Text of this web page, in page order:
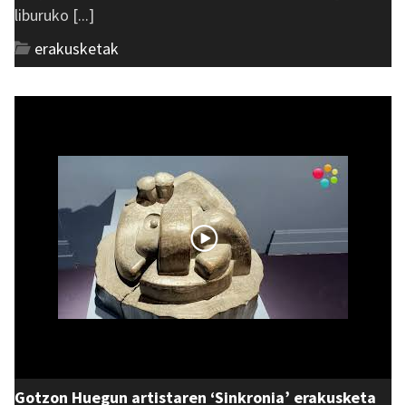
liburuko [...]
erakusketak
Gotzon Huegun artistaren ‘Sinkronia’ erakusketa